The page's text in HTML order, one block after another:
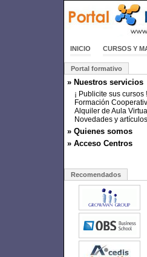
INICIO CURSOS Y
Portal formativo
» Nuestros servicios
¡ Publicite sus cursos !
Formación
Alquiler de Aula Virtual
Novedades y artículos
» Quienes somos
» Acceso Centros
Recomendados